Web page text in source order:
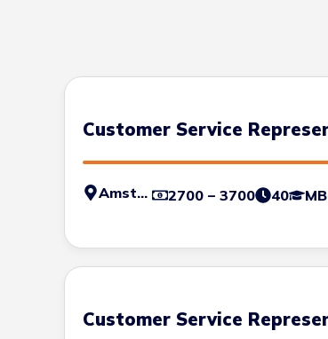
Customer Service
Amsterdam 2700 – 3700 40
Customer Service